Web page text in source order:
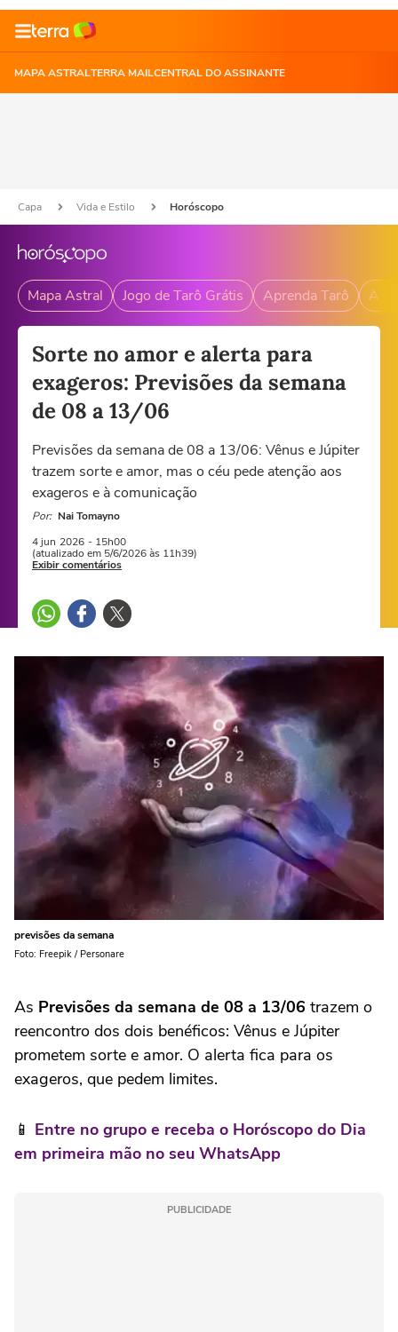
MAPA ASTRALTERRA MAILCENTRAL DO ASSINANTE
Capa Vida e Estilo Horóscopo
Mapa Astral Jogo de Tarô Grátis Aprenda Tarô
Sorte no amor e alerta para
exageros: Previsões da semana
de 08 a 13/06
Previsões da semana de 08 a 13/06: Vênus e Júpiter
trazem sorte e amor, mas o céu pede atenção aos
exageros e à comunicação
Por: Nai Tomayno
4 jun 2026 - 15h00
(atualizado em 5/6/2026 às 11h39)
Exibir comentários
previsões da semana
Foto: Freepik / Personare
As Previsões da semana de 08 a 13/06 trazem o
reencontro dos dois benéficos: Vênus e Júpiter
prometem sorte e amor. O alerta fica para os
exageros, que pedem limites.
📱 Entre no grupo e receba o Horóscopo do Dia
em primeira mão no seu WhatsApp
PUBLICIDADE